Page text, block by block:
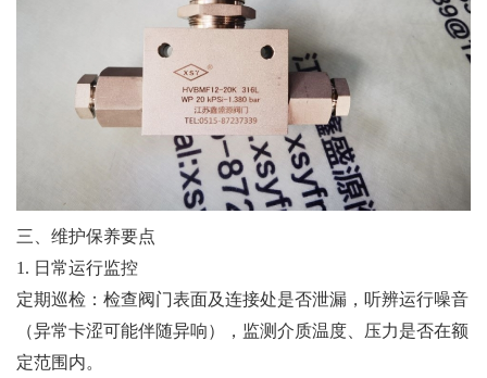
三、维护保养要点
1. 日常运行监控
定期巡检：检查阀门表面及连接处是否泄漏，听辨运行噪音
（异常卡涩可能伴随异响），监测介质温度、压力是否在额
定范围内。